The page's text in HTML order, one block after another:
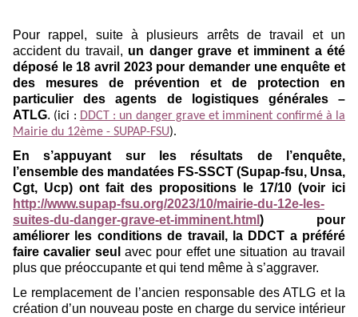
Pour rappel, suite à plusieurs arrêts de travail et un
accident du travail, un danger grave et imminent a été
déposé le 18 avril 2023 pour demander une enquête et
des mesures de prévention et de protection en
particulier des agents de logistiques générales –
ATLG. (ici : DDCT : un danger grave et imminent confirmé à la
Mairie du 12ème - SUPAP-FSU).
En s’appuyant sur les résultats de l’enquête,
l’ensemble des mandatées FS-SSCT (Supap-fsu, Unsa,
Cgt, Ucp) ont fait des propositions le 17/10 (voir ici
http://www.supap-fsu.org/2023/10/mairie-du-12e-les-
suites-du-danger-grave-et-imminent.html ) pour
améliorer les conditions de travail, la DDCT a préféré
faire cavalier seul avec pour effet une situation au travail
plus que préoccupante et qui tend même à s’aggraver.
Le remplacement de l’ancien responsable des ATLG et la
création d’un nouveau poste en charge du service intérieur